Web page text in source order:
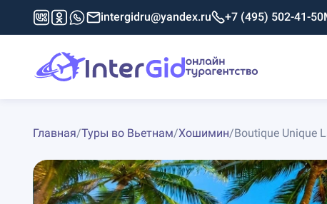
intergidru@yandex.ru +7 (495) 502-41-50
Главная/Туры во Вьетнам/Хошимин/Boutique Unique